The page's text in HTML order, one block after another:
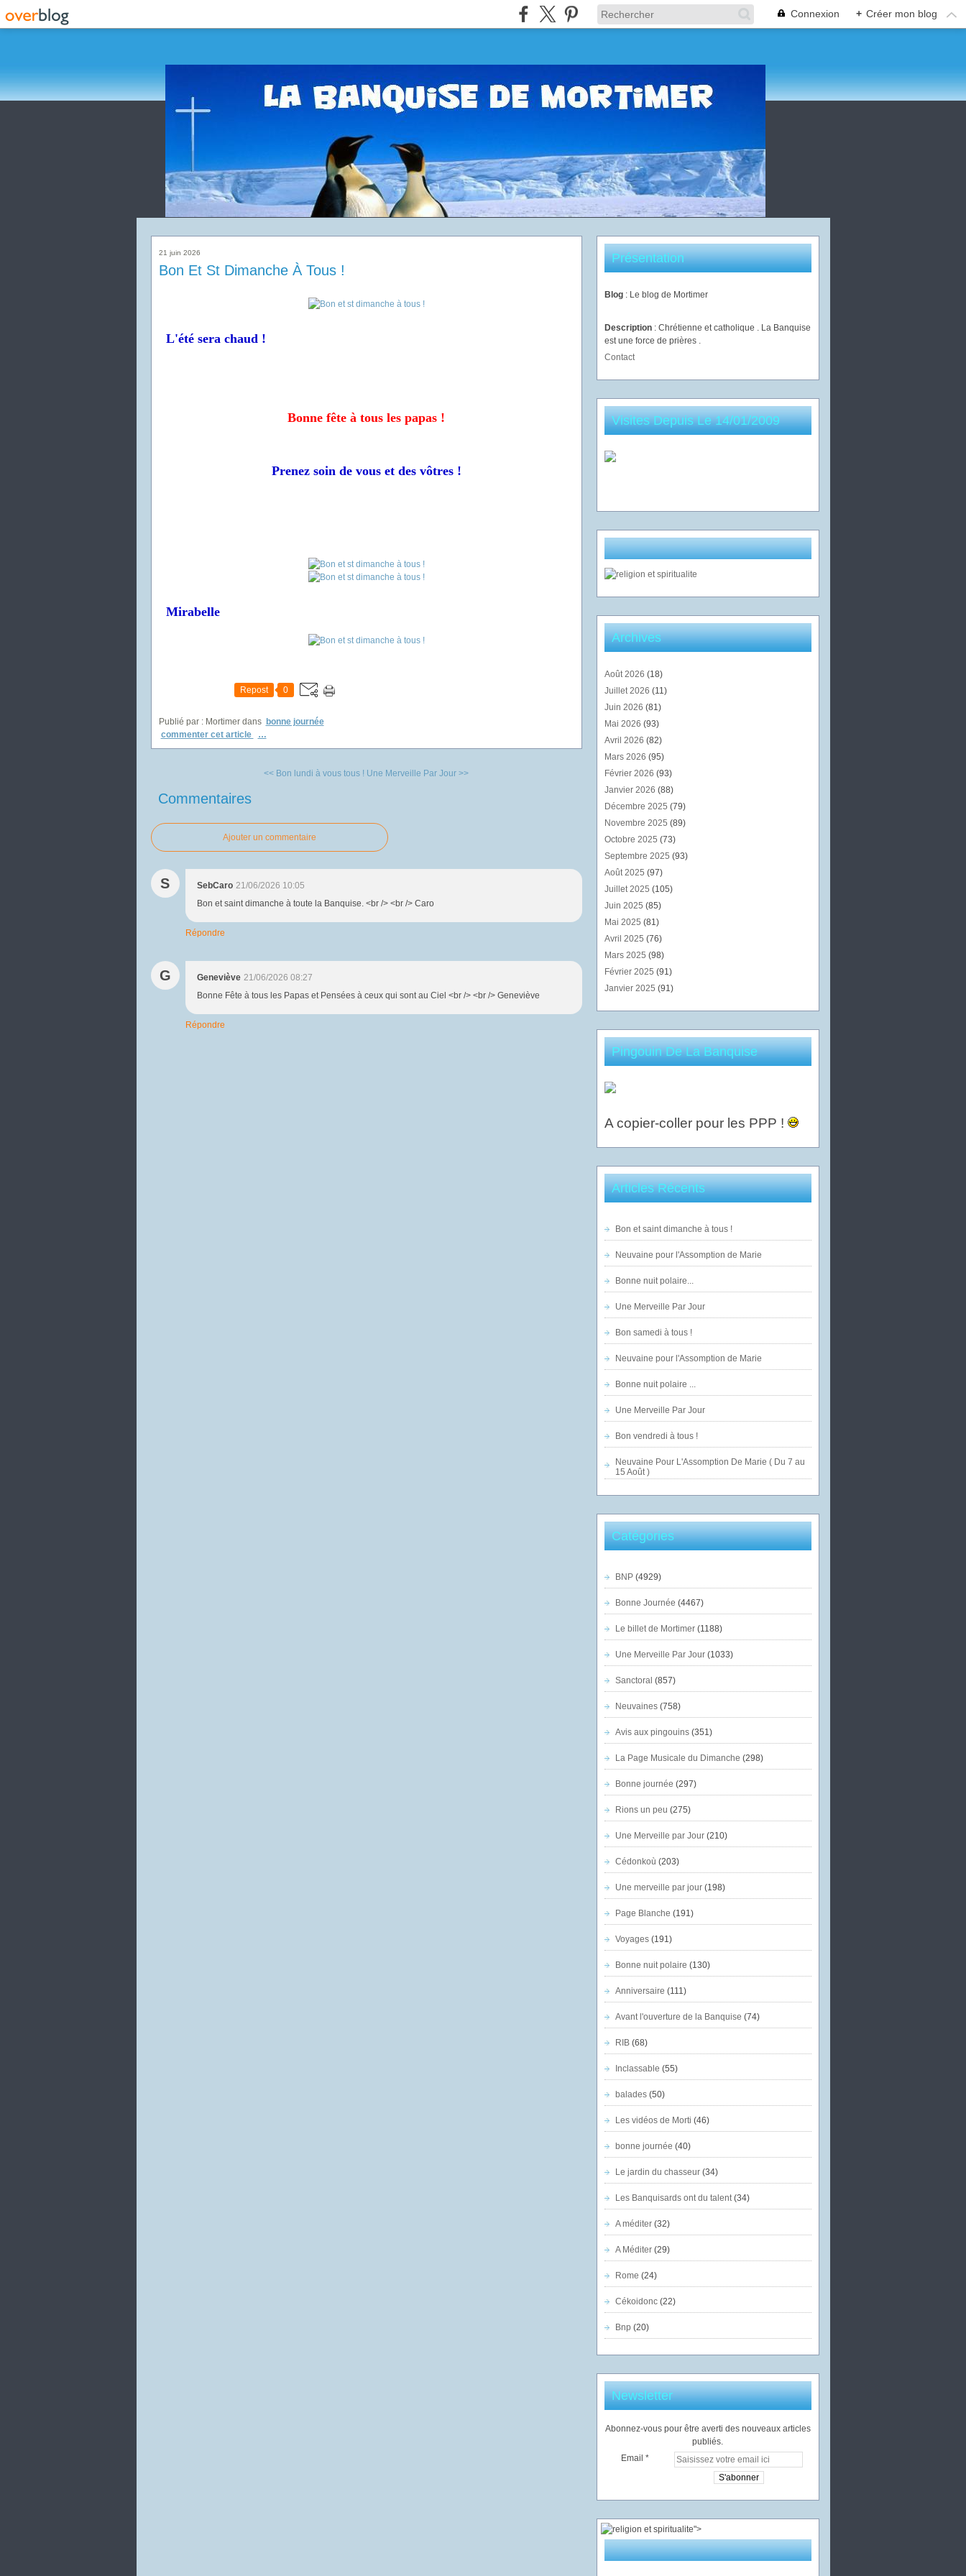
Connexion + Créer mon blog
21 juin 2026
Bon Et St Dimanche À Tous !
L'été sera chaud !
Bonne fête à tous les papas !
Prenez soin de vous et des vôtres !
Mirabelle
Repost 0
Publié par : Mortimer dans bonne journée
commenter cet article
…
<< Bon lundi à vous tous ! Une Merveille Par Jour >>
Commentaires
Ajouter un commentaire
S SebCaro 21/06/2026 10:05
Bon et saint dimanche à toute la Banquise. <br /> <br /> Caro
Répondre
G Geneviève 21/06/2026 08:27
Bonne Fête à tous les Papas et Pensées à ceux qui sont au Ciel <br /> <br /> Geneviève
Répondre
Présentation
Blog : Le blog de Mortimer
Description : Chrétienne et catholique . La Banquise
est une force de prières .
Contact
Visites Depuis Le 14/01/2009
Archives
Août 2026 (18)
Juillet 2026 (11)
Juin 2026 (81)
Mai 2026 (93)
Avril 2026 (82)
Mars 2026 (95)
Février 2026 (93)
Janvier 2026 (88)
Décembre 2025 (79)
Novembre 2025 (89)
Octobre 2025 (73)
Septembre 2025 (93)
Août 2025 (97)
Juillet 2025 (105)
Juin 2025 (85)
Mai 2025 (81)
Avril 2025 (76)
Mars 2025 (98)
Février 2025 (91)
Janvier 2025 (91)
Pingouin De La Banquise
A copier-coller pour les PPP !
Articles Récents
Bon et saint dimanche à tous !
Neuvaine pour l'Assomption de Marie
Bonne nuit polaire...
Une Merveille Par Jour
Bon samedi à tous !
Neuvaine pour l'Assomption de Marie
Bonne nuit polaire ...
Une Merveille Par Jour
Bon vendredi à tous !
Neuvaine Pour L'Assomption De Marie ( Du 7 au
15 Août )
Catégories
BNP(4929)
Bonne Journée (4467)
Le billet de Mortimer(1188)
Une Merveille Par Jour(1033)
Sanctoral (857)
Neuvaines(758)
Avis aux pingouins(351)
La Page Musicale du Dimanche (298)
Bonne journée (297)
Rions un peu (275)
Une Merveille par Jour(210)
Cédonkoù (203)
Une merveille par jour(198)
Page Blanche (191)
Voyages(191)
Bonne nuit polaire (130)
Anniversaire (111)
Avant l'ouverture de la Banquise (74)
RIB(68)
Inclassable (55)
balades(50)
Les vidéos de Morti (46)
bonne journée (40)
Le jardin du chasseur(34)
Les Banquisards ont du talent(34)
A méditer(32)
A Méditer(29)
Rome (24)
Cékoidonc(22)
Bnp (20)
Newsletter
Abonnez-vous pour être averti des nouveaux articles
publiés.
Email
">